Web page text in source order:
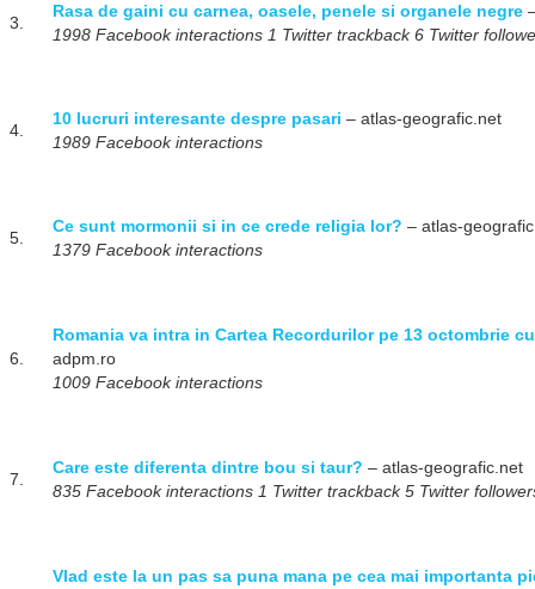
3.
Rasa de gaini cu carnea, oasele, penele si organele negre
1998 Facebook interactions 1 Twitter trackback 6 Twitter
4.
10 lucruri interesante despre pasari – atlas-geografic.net
1989 Facebook interactions
5.
Ce sunt mormonii si in ce crede religia lor? – atlas-
1379 Facebook interactions
6.
Romania va intra in Cartea Recordurilor pe 13 octombrie
adpm.ro
1009 Facebook interactions
7.
Care este diferenta dintre bou si taur? – atlas-geografic.net
835 Facebook interactions 1 Twitter trackback 5 Twitter
Vlad este la un pas sa puna mana pe cea mai importanta